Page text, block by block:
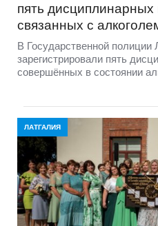
пять
связанных с
В Государственной полиции
зарегистрировали пять
совершённых в состоянии
ЛАТГАЛИЯ